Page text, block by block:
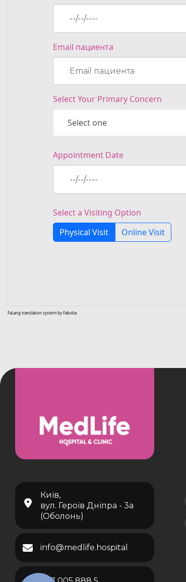
Email пациента
Select Your Primary Concern
Appointment Date
Select a Visiting Option
Physical Visit
Online Visit
FaLang translation system by Faboba
Київ,
вул. Героїв Дніпра - 3а
(Оболонь)
info@medlife.hospital